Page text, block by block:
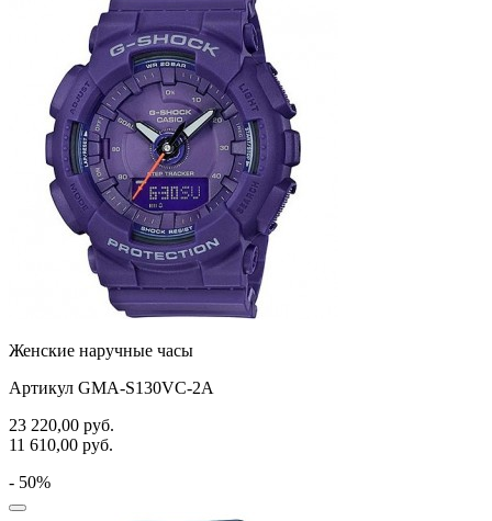
Женские наручные часы
Артикул GMA-S130VC-2A
23 220,00 руб.
11 610,00 руб.
- 50%